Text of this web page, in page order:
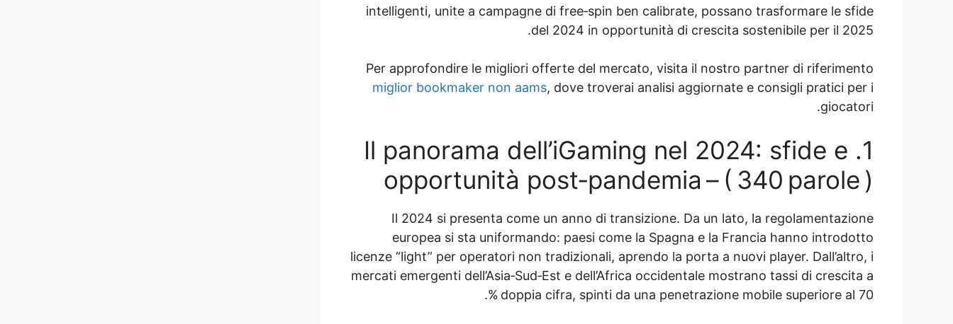
intelligenti, unite a campagne di free‑spin ben calibrate, possano trasformare le sfide
del 2024 in opportunità di crescita sostenibile per il 2025.
Per approfondire le migliori offerte del mercato, visita il nostro partner di riferimento
miglior bookmaker non aams, dove troverai analisi aggiornate e consigli pratici per i
giocatori.
1. Il panorama dell’iGaming nel 2024: sfide e
opportunità post‑pandemia – ( 340 parole )
Il 2024 si presenta come un anno di transizione. Da un lato, la regolamentazione
europea si sta uniformando: paesi come la Spagna e la Francia hanno introdotto
licenze “light” per operatori non tradizionali, aprendo la porta a nuovi player. Dall’altro, i
mercati emergenti dell’Asia‑Sud‑Est e dell’Africa occidentale mostrano tassi di crescita a
doppia cifra, spinti da una penetrazione mobile superiore al 70 %.